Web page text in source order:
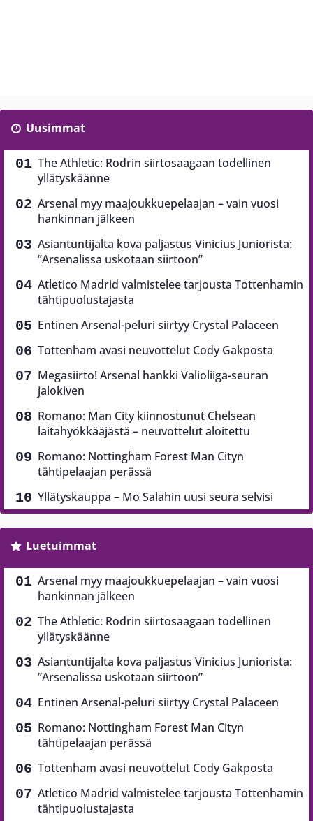
Uusimmat
The Athletic: Rodrin siirtosaagaan todellinen
yllätyskäänne
Arsenal myy maajoukkuepelaajan – vain vuosi
hankinnan jälkeen
Asiantuntijalta kova paljastus Vinicius Juniorista:
”Arsenalissa uskotaan siirtoon”
Atletico Madrid valmistelee tarjousta Tottenhamin
tähtipuolustajasta
Entinen Arsenal-peluri siirtyy Crystal Palaceen
Tottenham avasi neuvottelut Cody Gakposta
Megasiirto! Arsenal hankki Valioliiga-seuran
jalokiven
Romano: Man City kiinnostunut Chelsean
laitahyökkääjästä – neuvottelut aloitettu
Romano: Nottingham Forest Man Cityn
tähtipelaajan perässä
Yllätyskauppa – Mo Salahin uusi seura selvisi
Luetuimmat
Arsenal myy maajoukkuepelaajan – vain vuosi
hankinnan jälkeen
The Athletic: Rodrin siirtosaagaan todellinen
yllätyskäänne
Asiantuntijalta kova paljastus Vinicius Juniorista:
”Arsenalissa uskotaan siirtoon”
Entinen Arsenal-peluri siirtyy Crystal Palaceen
Romano: Nottingham Forest Man Cityn
tähtipelaajan perässä
Tottenham avasi neuvottelut Cody Gakposta
Atletico Madrid valmistelee tarjousta Tottenhamin
tähtipuolustajasta